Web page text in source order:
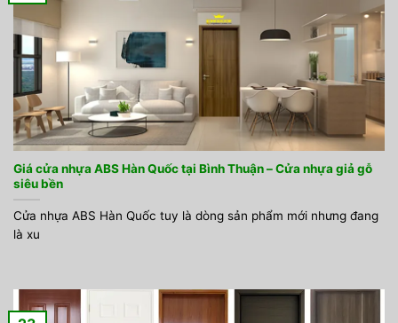
Giá cửa nhựa ABS Hàn Quốc tại Bình Thuận – Cửa nhựa giả gỗ
siêu bền
Cửa nhựa ABS Hàn Quốc tuy là dòng sản phẩm mới nhưng đang
là xu